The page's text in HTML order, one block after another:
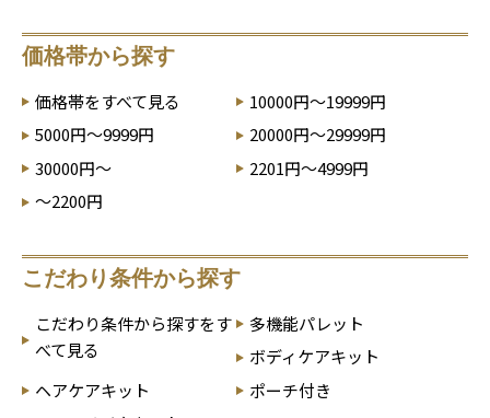
価格帯から探す
価格帯をすべて見る
10000円～19999円
5000円～9999円
20000円～29999円
30000円～
2201円～4999円
～2200円
こだわり条件から探す
こだわり条件から探すをす
べて見る
多機能パレット
ボディケアキット
ヘアケアキット
ポーチ付き